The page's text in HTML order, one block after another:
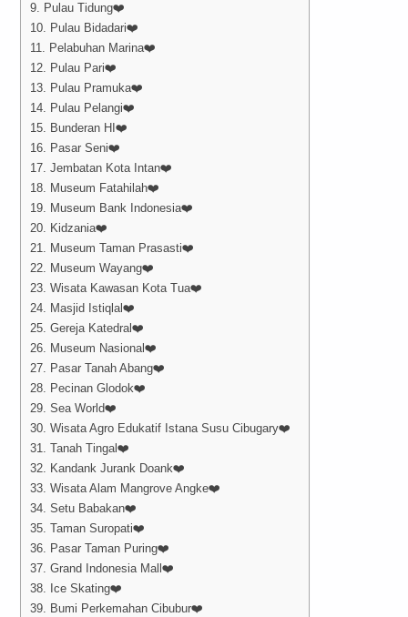
9. Pulau Tidung❤️
10. Pulau Bidadari❤️
11. Pelabuhan Marina❤️
12. Pulau Pari❤️
13. Pulau Pramuka❤️
14. Pulau Pelangi❤️
15. Bunderan HI❤️
16. Pasar Seni❤️
17. Jembatan Kota Intan❤️
18. Museum Fatahilah❤️
19. Museum Bank Indonesia❤️
20. Kidzania❤️
21. Museum Taman Prasasti❤️
22. Museum Wayang❤️
23. Wisata Kawasan Kota Tua❤️
24. Masjid Istiqlal❤️
25. Gereja Katedral❤️
26. Museum Nasional❤️
27. Pasar Tanah Abang❤️
28. Pecinan Glodok❤️
29. Sea World❤️
30. Wisata Agro Edukatif Istana Susu Cibugary❤️
31. Tanah Tingal❤️
32. Kandank Jurank Doank❤️
33. Wisata Alam Mangrove Angke❤️
34. Setu Babakan❤️
35. Taman Suropati❤️
36. Pasar Taman Puring❤️
37. Grand Indonesia Mall❤️
38. Ice Skating❤️
39. Bumi Perkemahan Cibubur❤️